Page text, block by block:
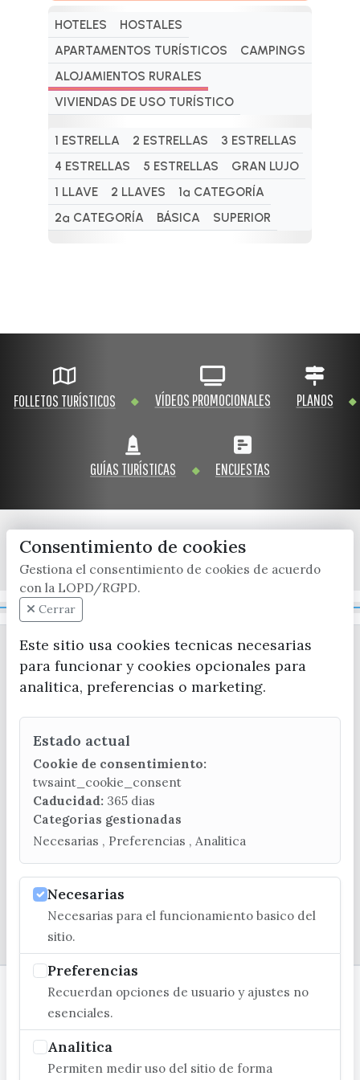
HOTELES
HOSTALES
APARTAMENTOS TURÍSTICOS
CAMPINGS
ALOJAMIENTOS RURALES
VIVIENDAS DE USO TURÍSTICO
1 ESTRELLA 2 ESTRELLAS
3 ESTRELLAS
4 ESTRELLAS
5 ESTRELLAS
GRAN LUJO
1 LLAVE
2 LLAVES
1ª CATEGORÍA
2ª CATEGORÍA
BÁSICA SUPERIOR
FOLLETOS TURÍSTICOS VÍDEOS PROMOCIONALES PLANOS
GUÍAS TURÍSTICAS ENCUESTAS
x / twitter facebook youtube instagram
CONTACTA CON LA OFICINA DE TURISMO
(+34) 952 541 104
turismo@velezmalaga.es
C/ Poniente, 2. CP 29740 - Torre del Mar
Consentimiento de cookies
Gestiona el consentimiento de cookies de acuerdo
con la LOPD/RGPD.
Cerrar
Este sitio usa cookies tecnicas necesarias
para funcionar y cookies opcionales para
analitica, preferencias o marketing.
Estado actual
Cookie de consentimiento:
twsaint_cookie_consent
Caducidad: 365 dias
Categorias gestionadas
Necesarias , Preferencias , Analitica
Necesarias
Necesarias para el funcionamiento basico del
sitio.
Preferencias
Recuerdan opciones de usuario y ajustes no
esenciales.
Analitica
Permiten medir uso del sitio de forma